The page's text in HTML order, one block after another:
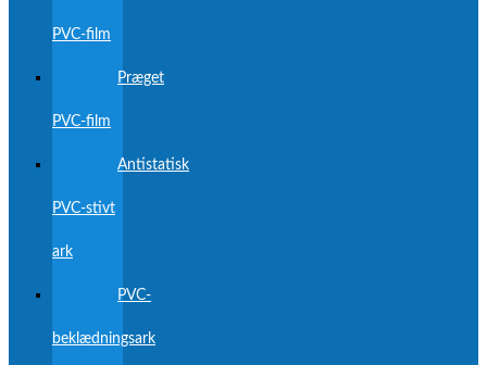
PVC-film
Præget
PVC-film
Antistatisk
PVC-stivt
ark
PVC-
beklædningsark